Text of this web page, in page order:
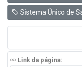
Sistema Único de
Link da página: